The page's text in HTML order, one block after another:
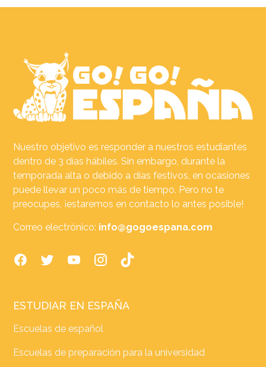
Nuestro objetivo es responder a nuestros estudiantes
dentro de 3 días hábiles. Sin embargo, durante la
temporada alta o debido a días festivos, en ocasiones
puede llevar un poco más de tiempo. Pero no te
preocupes, ¡estaremos en contacto lo antes posible!
Correo electrónico: info@gogoespana.com
ESTUDIAR EN ESPAÑA
Escuelas de español
Escuelas de preparación para la universidad